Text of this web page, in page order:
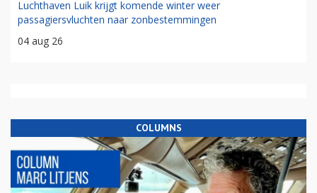
Luchthaven Luik krijgt komende winter weer
passagiersvluchten naar zonbestemmingen
04 aug 26
COLUMNS